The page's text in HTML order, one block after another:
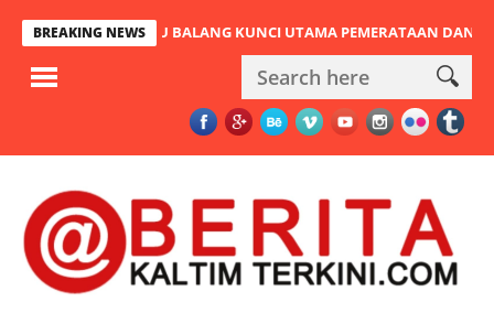
BREAKING NEWS
PULAU BALANG KUNCI UTAMA PEMERATAAN DAN URAT